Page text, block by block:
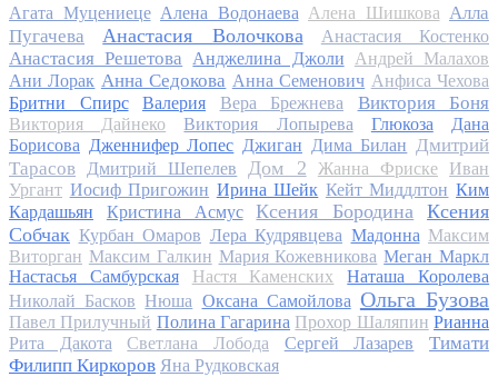
Агата Муцениеце Алена Водонаева Алена Шишкова Алла
Пугачева
Анастасия Волочкова Анастасия Костенко
Анастасия Решетова Анджелина Джоли
Андрей Малахов
Ани Лорак Анна Седокова Анна Семенович Анфиса Чехова
Бритни Спирс
Валерия Вера Брежнева Виктория Боня
Виктория Дайнеко Виктория Лопырева Глюкоза
Дана
Борисова Дженнифер Лопес Джиган Дима Билан Дмитрий
Тарасов
Дмитрий Шепелев Дом 2 Жанна Фриске
Иван
Ургант Иосиф Пригожин Ирина Шейк Кейт Миддлтон Ким
Кардашьян
Кристина Асмус Ксения Бородина
Ксения
Собчак Курбан Омаров Лера Кудрявцева Мадонна Максим
Виторган Максим Галкин Мария Кожевникова Меган Маркл
Настасья Самбурская
Настя Каменских
Наташа Королева
Николай Басков Нюша Оксана Самойлова Ольга Бузова
Павел Прилучный Полина Гагарина Прохор Шаляпин Рианна
Рита Дакота
Светлана Лобода Сергей Лазарев
Тимати
Филипп Киркоров Яна Рудковская